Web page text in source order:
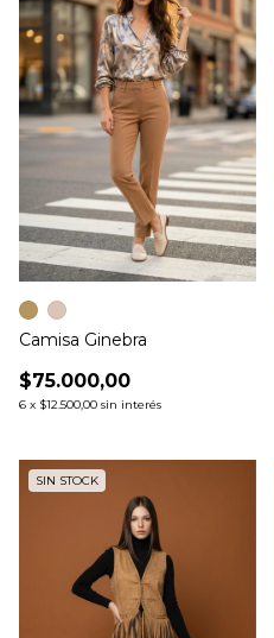
Camisa Ginebra
$75.000,00
6 x $12.500,00 sin interés
SIN STOCK